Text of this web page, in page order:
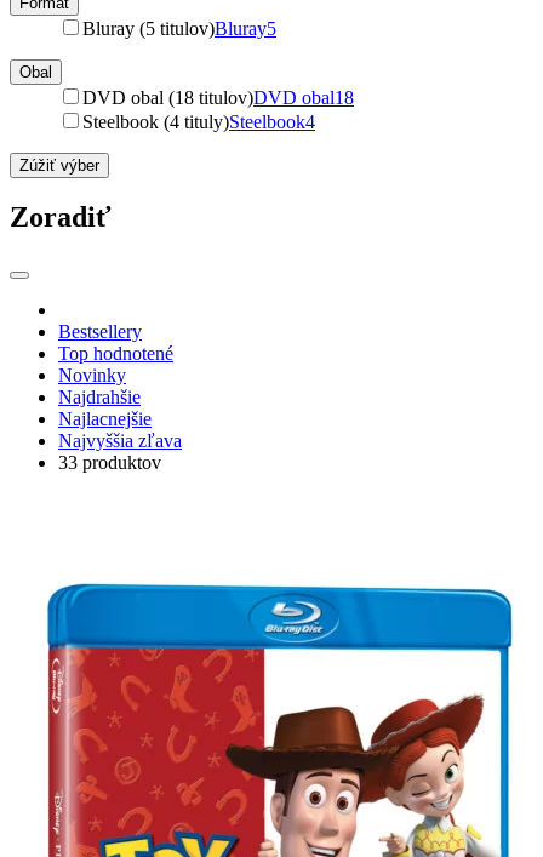
Bluray (5 titulov)Bluray5
Obal
DVD obal (18 titulov)DVD obal18
Steelbook (4 tituly)Steelbook4
Zúžiť výber
Zoradiť
Bestsellery
Top hodnotené
Novinky
Najdrahšie
Najlacnejšie
Najvyššia zľava
33 produktov